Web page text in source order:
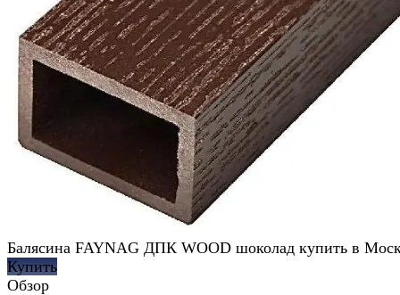
Балясина FAYNAG ДПК WOOD шоколад купить в
Купить
Обзор